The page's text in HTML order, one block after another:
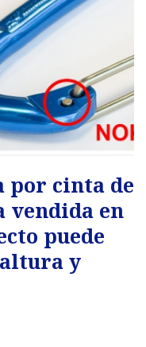
por cinta de
vendida en
puede
y